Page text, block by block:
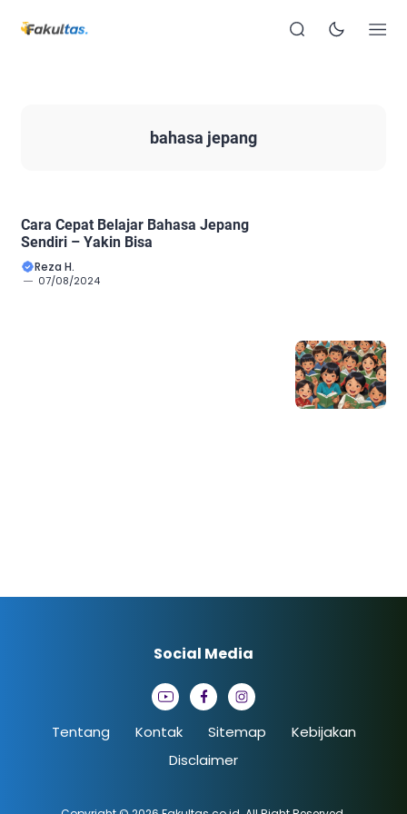
bahasa jepang
Cara Cepat Belajar Bahasa Jepang
Sendiri – Yakin Bisa
Reza H.
07/08/2024
Tentang Kontak Sitemap
Kebijakan
Disclaimer
Social Media